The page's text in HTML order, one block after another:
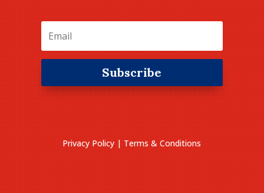
Subscribe
Privacy Policy | Terms & Conditions